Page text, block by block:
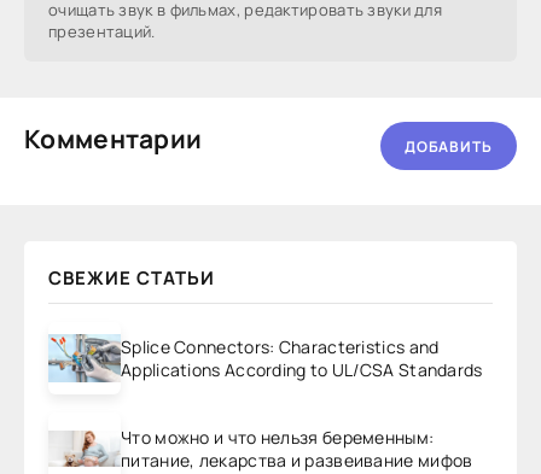
очищать звук в фильмах, редактировать звуки для
презентаций.
Комментарии ДОБАВИТЬ
СВЕЖИЕ СТАТЬИ
Splice Connectors: Characteristics and
Applications According to UL/CSA Standards
Что можно и что нельзя беременным:
питание, лекарства и развеивание мифов